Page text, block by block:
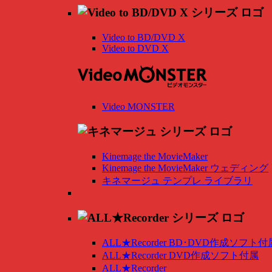
Video to BD/DVD X
Video to DVD X
Video MONSTER
Kinemage the MovieMaker
Kinemage the MovieMaker ウェディング
キネマージュ テンプレ ライブラリ
ALL★Recorder BD･DVD作成ソフト付
ALL★Recorder DVD作成ソフト付属
ALL★Recorder